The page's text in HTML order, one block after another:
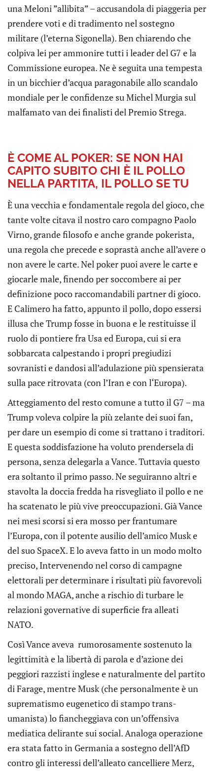
una Meloni ”allibita” – accusandola di piaggeria per
prendere voti e di tradimento nel sostegno
militare (l’eterna Sigonella). Ben chiarendo che
colpiva lei per ammonire tutti i leader del G7 e la
Commissione europea. Ne è seguita una tempesta
in un bicchier d’acqua paragonabile allo scandalo
mondiale per le confidenze su Michel Murgia sul
malfamato van dei finalisti del Premio Strega.
È COME AL POKER: SE NON HAI
CAPITO SUBITO CHI È IL POLLO
NELLA PARTITA, IL POLLO SE TU
È una vecchia e fondamentale regola del gioco, che
tante volte citava il nostro caro compagno Paolo
Virno, grande filosofo e anche grande pokerista,
una regola che precede e soprastà anche all’avere o
non avere le carte. Nel poker puoi avere le carte e
giocarle male, finendo per soccombere ai per
definizione poco raccomandabili partner di gioco.
E Calimero ha fatto, appunto il pollo, dopo essersi
illusa che Trump fosse in buona e le restituisse il
ruolo di pontiere fra Usa ed Europa, cui si era
sobbarcata calpestando i propri pregiudizi
sovranisti e dandosi all’adulazione più spensierata
sulla pace ritrovata (con l’Iran e con l‘Europa).
Atteggiamento del resto comune a tutto il G7 – ma
Trump voleva colpire la più zelante dei suoi fan,
per dare un esempio di come si trattano i traditori.
E questa soddisfazione ha voluto prendersela di
persona, senza delegarla a Vance. Tuttavia questo
era soltanto il primo passo. Ne seguiranno altri e
stavolta la doccia fredda ha risvegliato il pollo e ne
ha scatenato le più vive preoccupazioni. Già Vance
nei mesi scorsi si era mosso per frantumare
l’Europa, con il potente ausilio dell’amico Musk e
del suo SpaceX. E lo aveva fatto in un modo molto
preciso, Intervenendo nel corso di campagne
elettorali per determinare i risultati più favorevoli
al mondo MAGA, anche a rischio di turbare le
relazioni governative di superficie fra alleati
NATO.
Così Vance aveva rumorosamente sostenuto la
legittimità e la libertà di parola e d’azione dei
peggiori razzisti inglese e naturalmente del partito
di Farage, mentre Musk (che personalmente è un
suprematismo eugenetico di stampo trans-
umanista) lo fiancheggiava con un’offensiva
mediatica delirante sui social. Analoga operazione
era stata fatto in Germania a sostegno dell’AfD
contro gli interessi dell’alleato cancelliere Merz,